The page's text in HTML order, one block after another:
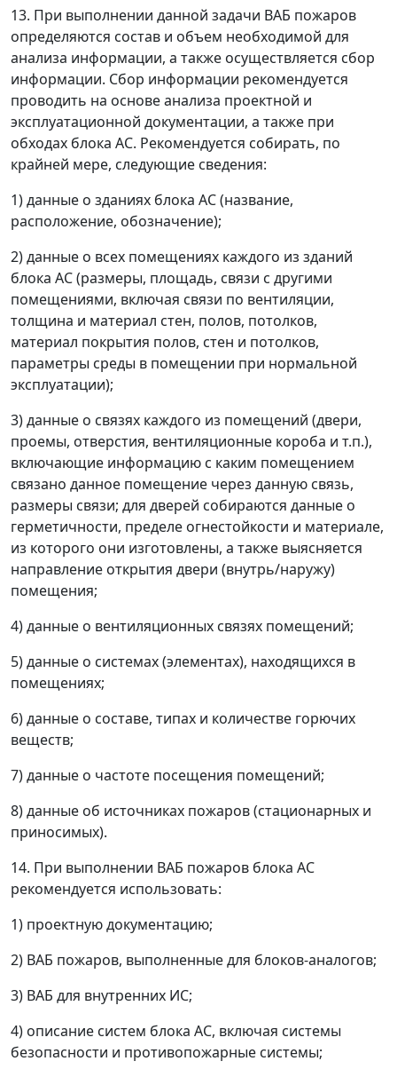
13. При выполнении данной задачи ВАБ пожаров
определяются состав и объем необходимой для
анализа информации, а также осуществляется сбор
информации. Сбор информации рекомендуется
проводить на основе анализа проектной и
эксплуатационной документации, а также при
обходах блока АС. Рекомендуется собирать, по
крайней мере, следующие сведения:
1) данные о зданиях блока АС (название,
расположение, обозначение);
2) данные о всех помещениях каждого из зданий
блока АС (размеры, площадь, связи с другими
помещениями, включая связи по вентиляции,
толщина и материал стен, полов, потолков,
материал покрытия полов, стен и потолков,
параметры среды в помещении при нормальной
эксплуатации);
3) данные о связях каждого из помещений (двери,
проемы, отверстия, вентиляционные короба и т.п.),
включающие информацию с каким помещением
связано данное помещение через данную связь,
размеры связи; для дверей собираются данные о
герметичности, пределе огнестойкости и материале,
из которого они изготовлены, а также выясняется
направление открытия двери (внутрь/наружу)
помещения;
4) данные о вентиляционных связях помещений;
5) данные о системах (элементах), находящихся в
помещениях;
6) данные о составе, типах и количестве горючих
веществ;
7) данные о частоте посещения помещений;
8) данные об источниках пожаров (стационарных и
приносимых).
14. При выполнении ВАБ пожаров блока АС
рекомендуется использовать:
1) проектную документацию;
2) ВАБ пожаров, выполненные для блоков-аналогов;
3) ВАБ для внутренних ИС;
4) описание систем блока АС, включая системы
безопасности и противопожарные системы;